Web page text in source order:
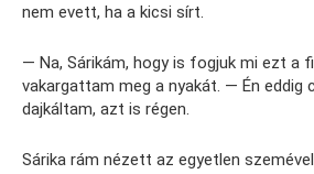
nem evett, ha a kicsi sírt.
— Na, Sárikám, hogy is fogjuk mi ezt a
vakargattam meg a nyakát. — Én eddig
dajkáltam, azt is régen.
Sárika rám nézett az egyetlen